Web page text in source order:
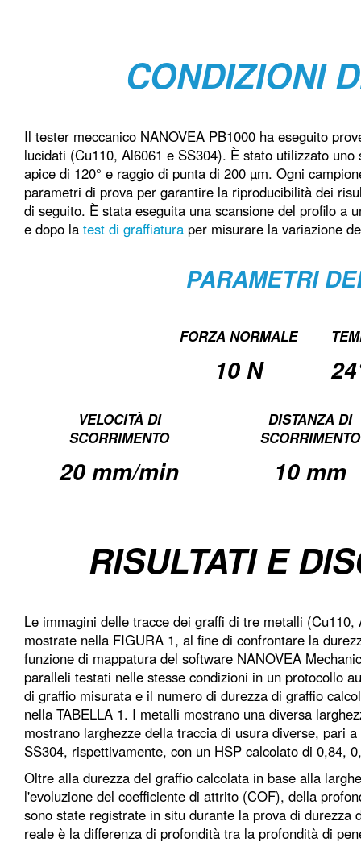
CONDIZIONI
Il tester meccanico NANOVEA PB1000 ha eseguito
lucidati (Cu110, Al6061 e SS304). È stato utilizzato
apice di 120° e raggio di punta di 200 µm. Ogni
parametri di prova per garantire la riproducibilità dei
di seguito. È stata eseguita una scansione del profilo a
e dopo la test di graffiaturaper misurare la variazione
PARAMETRI
FORZA NORMALE
10 N
VELOCITÀ DI
SCORRIMENTO
20 mm/min
DISTANZA DI
SCORRIMENTO
10 mm
RISULTATI E
Le immagini delle tracce dei graffi di tre metalli
mostrate nella FIGURA 1, al fine di confrontare la
funzione di mappatura del software NANOVEA
paralleli testati nelle stesse condizioni in un protocollo
di graffio misurata e il numero di durezza di graffio
nella TABELLA 1. I metalli mostrano una diversa
mostrano larghezze della traccia di usura diverse, pari
SS304, rispettivamente, con un HSP calcolato di 0,84,
Oltre alla durezza del graffio calcolata in base alla
l'evoluzione del coefficiente di attrito (COF), della
sono state registrate in situ durante la prova di durezza
reale è la differenza di profondità tra la profondità di